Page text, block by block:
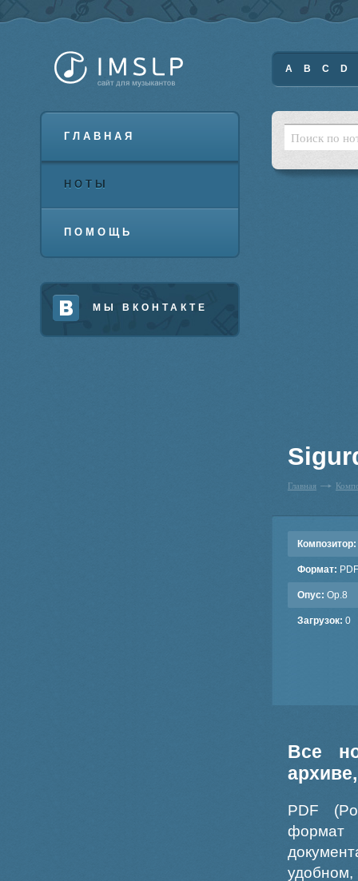
ГЛАВНАЯ
НОТЫ
ПОМОЩЬ
МЫ ВКОНТАКТЕ
A B C D
Главная
Композитор:
Формат: PDF
Опус: Op.8
Загрузок: 0
Все
PDF
формат